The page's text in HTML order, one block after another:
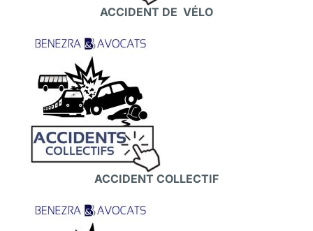
ACCIDENT DE VÉLO
ACCIDENT COLLECTIF